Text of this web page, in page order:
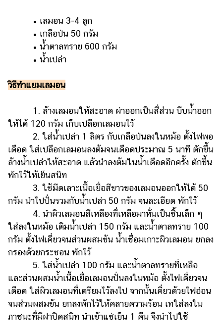
• เลมอน 3-4 ลูก
• เกลือป่น 50 กรัม
• น้ำตาลทราย 600 กรัม
• น้ำเปล่า
วิธีทำแยมเลมอน
1. ล้างเลมอนให้สะอาด ผ่าออกเป็นสี่ส่วน บีบน้ำออก
ให้ได้ 120 กรัม เก็บเปลือกเลมอนไว้
2. ใส่น้ำเปล่า 1 ลิตร กับเกลือป่นลงในหม้อ ตั้งไฟพอ
เดือด ใส่เปลือกเลมอนลงต้มจนเดือดประมาณ 5 นาที ตักขึ้น
ล้างน้ำเปล่าให้สะอาด แล้วนำลงต้มในน้ำเดือดอีกครั้ง ตักขึ้น
พักไว้ให้เย็นสนิท
3. ใช้มีดเลาะเนื้อเยื่อสีขาวของเลมอนออกให้ได้ 50
กรัม นำไปปั่นรวมกับน้ำเปล่า 50 กรัม จนละเอียด พักไว้
4. นำผิวเลมอนสีเหลืองที่เหลือมาหั่นเป็นชิ้นเล็ก ๆ
ใส่ลงในหม้อ เติมน้ำเปล่า 150 กรัม และน้ำตาลทราย 100
กรัม ตั้งไฟเคี่ยวจนส่วนผสมข้น น้ำเชื่อมเกาะผิวเลมอน ยกลง
กรองด้วยกระชอน พักไว้
5. ใส่น้ำเปล่า 100 กรัม และน้ำตาลทรายที่เหลือ
และส่วนผสมน้ำเนื้อเยื่อเลมอนปั่นลงในหม้อ ตั้งไฟเคี่ยวจน
เดือด ใส่ผิวเลมอนที่เตรียมไว้ลงไป จากนั้นเคี่ยวด้วยไฟอ่อน
จนส่วนผสมข้น ยกลงพักไว้ให้คลายความร้อน เทใส่ลงใน
ภาชนะที่มีฝาปิดสนิท นำเข้าแช่เย็น 1 คืน จึงนำไปใช้